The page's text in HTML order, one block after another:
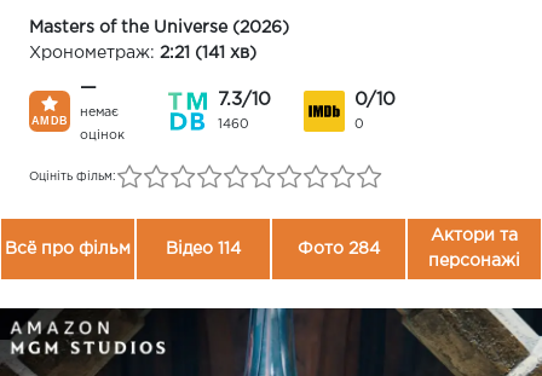
Masters of the Universe (2026)
Хронометраж: 2:21 (141 хв)
—
немає
оцінок
7.3/10
1460
0/10
0
Оцініть фільм:
Всё про фільм Відео 114 Фото 284
Актори та
персонажі